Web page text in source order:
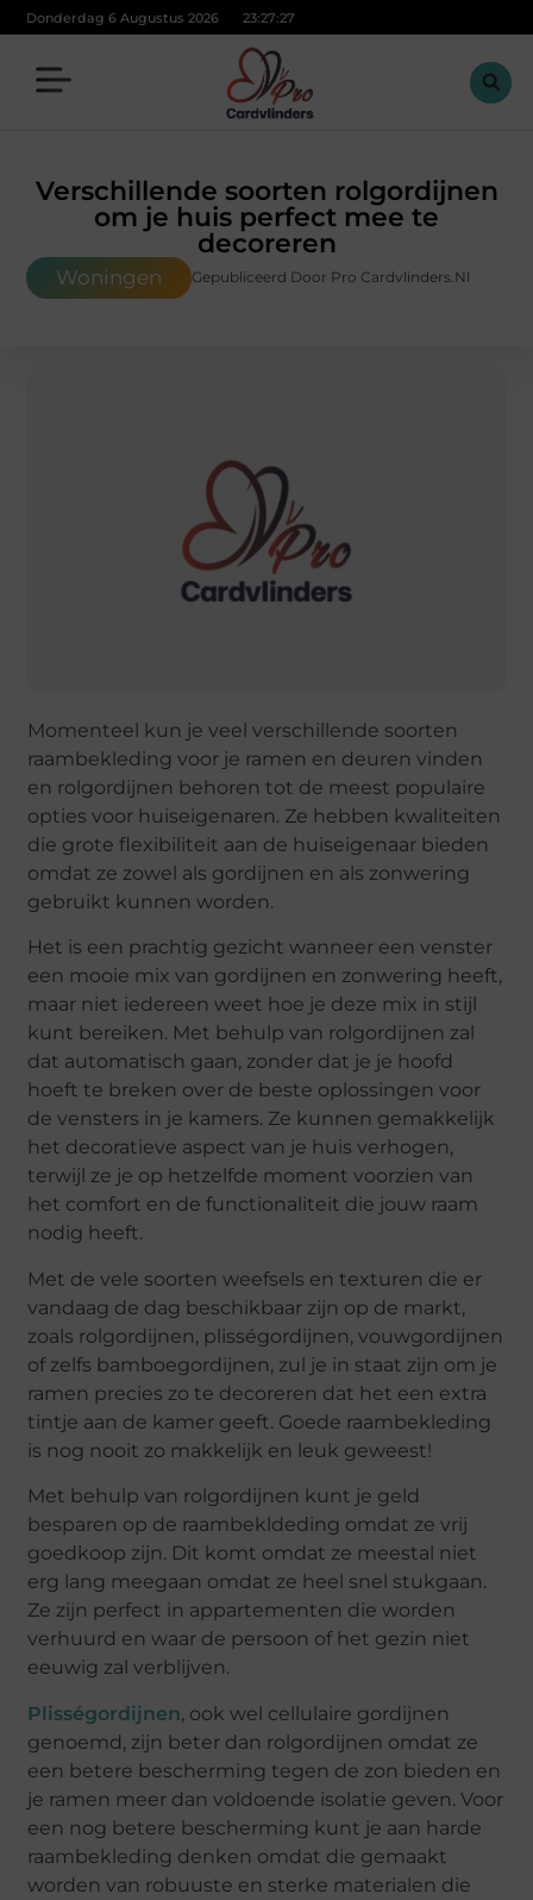
Donderdag 6 Augustus 2026 23:27:28
Verschillende soorten rolgordijnen
om je huis perfect mee te
decoreren
Woningen Gepubliceerd Door Pro Cardvlinders.nl
Momenteel kun je veel verschillende soorten
raambekleding voor je ramen en deuren vinden
en rolgordijnen behoren tot de meest populaire
opties voor huiseigenaren. Ze hebben kwaliteiten
die grote flexibiliteit aan de huiseigenaar bieden
omdat ze zowel als gordijnen en als zonwering
gebruikt kunnen worden.
Het is een prachtig gezicht wanneer een venster
een mooie mix van gordijnen en zonwering heeft,
maar niet iedereen weet hoe je deze mix in stijl
kunt bereiken. Met behulp van rolgordijnen zal
dat automatisch gaan, zonder dat je je hoofd
hoeft te breken over de beste oplossingen voor
de vensters in je kamers. Ze kunnen gemakkelijk
het decoratieve aspect van je huis verhogen,
terwijl ze je op hetzelfde moment voorzien van
het comfort en de functionaliteit die jouw raam
nodig heeft.
Met de vele soorten weefsels en texturen die er
vandaag de dag beschikbaar zijn op de markt,
zoals rolgordijnen, plisségordijnen, vouwgordijnen
of zelfs bamboegordijnen, zul je in staat zijn om je
ramen precies zo te decoreren dat het een extra
tintje aan de kamer geeft. Goede raambekleding
is nog nooit zo makkelijk en leuk geweest!
Met behulp van rolgordijnen kunt je geld
besparen op de raambekldeding omdat ze vrij
goedkoop zijn. Dit komt omdat ze meestal niet
erg lang meegaan omdat ze heel snel stukgaan.
Ze zijn perfect in appartementen die worden
verhuurd en waar de persoon of het gezin niet
eeuwig zal verblijven.
Plisségordijnen, ook wel cellulaire gordijnen
genoemd, zijn beter dan rolgordijnen omdat ze
een betere bescherming tegen de zon bieden en
je ramen meer dan voldoende isolatie geven. Voor
een nog betere bescherming kunt je aan harde
raambekleding denken omdat die gemaakt
worden van robuuste en sterke materialen die